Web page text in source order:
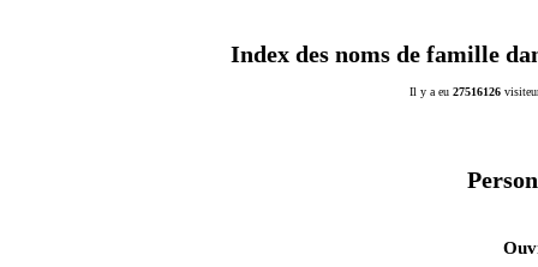
Index des noms de famille
Il y a eu 27516126